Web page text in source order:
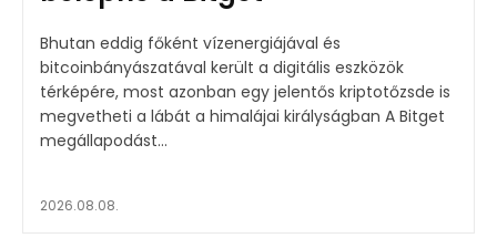
Bhutan eddig főként vízenergiájával és
bitcoinbányászatával került a digitális eszközök
térképére, most azonban egy jelentős kriptotőzsde is
megvetheti a lábát a himalájai királyságban A Bitget
megállapodást...
2026.08.08.